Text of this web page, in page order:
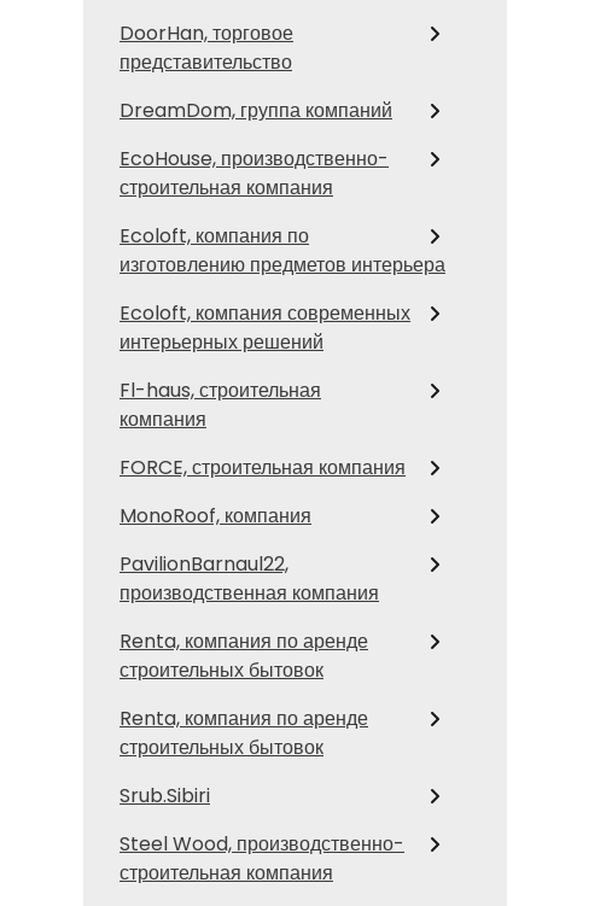
DoorHan, торговое
представительство
DreamDom, группа компаний
EcoHouse, производственно-
строительная компания
Ecoloft, компания по
изготовлению предметов интерьера
Ecoloft, компания современных
интерьерных решений
Fl-haus, строительная
компания
FORCE, строительная компания
MonoRoof, компания
PavilionBarnaul22,
производственная компания
Renta, компания по аренде
строительных бытовок
Renta, компания по аренде
строительных бытовок
Srub.Sibiri
Steel Wood, производственно-
строительная компания